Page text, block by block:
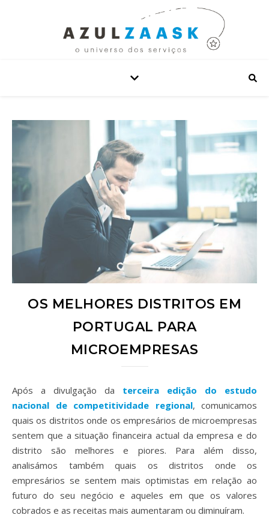
OS MELHORES DISTRITOS EM
PORTUGAL PARA
MICROEMPRESAS
Após a divulgação da terceira edição do estudo
nacional de competitividade regional, comunicamos
quais os distritos onde os empresários de microempresas
sentem que a situação financeira actual da empresa e do
distrito são melhores e piores. Para além disso,
analisámos também quais os distritos onde os
empresários se sentem mais optimistas em relação ao
futuro do seu negócio e aqueles em que os valores
cobrados e as receitas mais aumentaram ou diminuíram.